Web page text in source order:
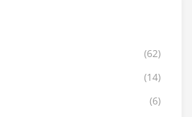
(62)
(14)
(6)